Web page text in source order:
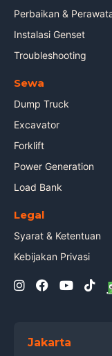
Perbaikan &
Instalasi Genset
Troubleshooting
Sewa
Dump Truck
Excavator
Forklift
Power Generation
Load Bank
Legal
Syarat & Ketentuan
Kebijakan Privasi
Jakarta